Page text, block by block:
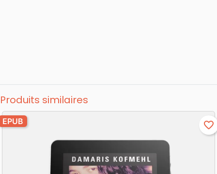
Produits similaires
EPUB favorite_border